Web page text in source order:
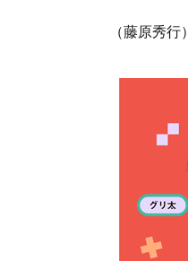
（藤原秀行）